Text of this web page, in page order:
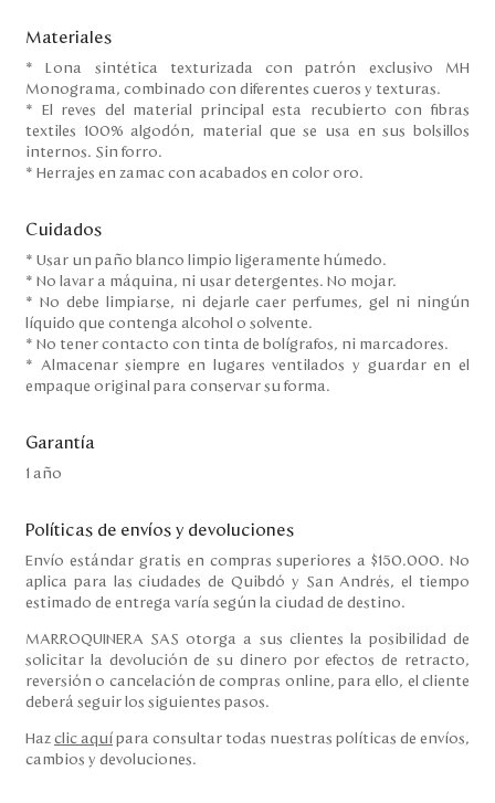
Materiales
* Lona sintética texturizada con patrón exclusivo MH
Monograma, combinado con diferentes cueros y texturas.
* El reves del material principal esta recubierto con fibras
textiles 100% algodón, material que se usa en sus bolsillos
internos. Sin forro.
* Herrajes en zamac con acabados en color oro.
Cuidados
* Usar un paño blanco limpio ligeramente húmedo.
* No lavar a máquina, ni usar detergentes. No mojar.
* No debe limpiarse, ni dejarle caer perfumes, gel ni ningún
líquido que contenga alcohol o solvente.
* No tener contacto con tinta de bolígrafos, ni marcadores.
* Almacenar siempre en lugares ventilados y guardar en el
empaque original para conservar su forma.
Garantía
1 año
Políticas de envíos y devoluciones
Envío estándar gratis en compras superiores a $150.000. No
aplica para las ciudades de Quibdó y San Andrés, el tiempo
estimado de entrega varía según la ciudad de destino.
MARROQUINERA SAS otorga a sus clientes la posibilidad de
solicitar la devolución de su dinero por efectos de retracto,
reversión o cancelación de compras online, para ello, el cliente
deberá seguir los siguientes pasos.
Haz clic aquí para consultar todas nuestras políticas de envíos,
cambios y devoluciones.